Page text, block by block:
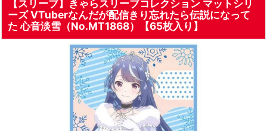
【スリーブ】きゃらスリーブコレクション マットシリ
ーズ VTuberなんだが配信きり忘れたら伝説になって
た 心音淡雪（No.MT1868）【65枚入り】